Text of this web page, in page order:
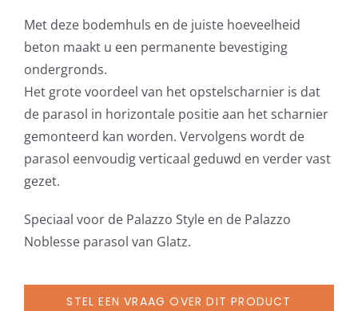
Umbrosa en Paraflex parasoldoeken
Onze merken
voor
Palazzo
Style
en
Noblesse
aantal
Met deze bodemhuls en de juiste hoeveelheid
beton maakt u een permanente bevestiging
ondergronds.
Het grote voordeel van het opstelscharnier is dat
de parasol in horizontale positie aan het scharnier
gemonteerd kan worden. Vervolgens wordt de
parasol eenvoudig verticaal geduwd en verder vast
gezet.
Speciaal voor de Palazzo Style en de Palazzo
Noblesse parasol van Glatz.
STEL EEN VRAAG OVER DIT PRODUCT